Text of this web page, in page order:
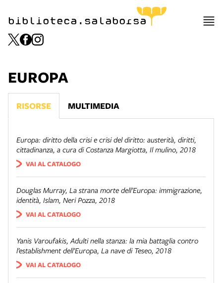
biblioteca.salaborsa
EUROPA
RISORSE MULTIMEDIA
Europa: diritto della crisi e crisi del diritto: austerità, diritti,
cittadinanza, a cura di Costanza Margiotta, Il mulino, 2018
VAI AL CATALOGO
Douglas Murray, La strana morte dell’Europa: immigrazione,
identità, Islam, Neri Pozza, 2018
VAI AL CATALOGO
Yanis Varoufakis,Adulti nella stanza: la mia battaglia contro
l’establishment dell’Europa, La nave di Teseo, 2018
VAI AL CATALOGO